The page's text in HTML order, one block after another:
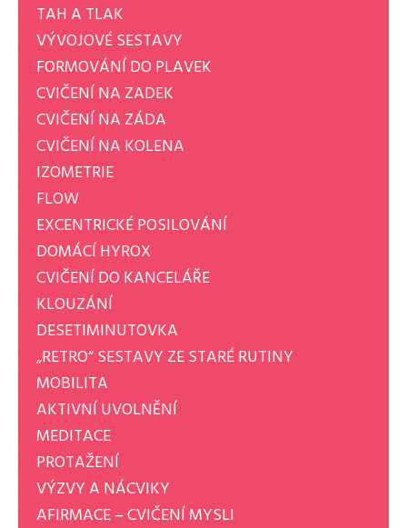
TAH A TLAK
VÝVOJOVÉ SESTAVY
FORMOVÁNÍ DO PLAVEK
CVIČENÍ NA ZADEK
CVIČENÍ NA ZÁDA
CVIČENÍ NA KOLENA
IZOMETRIE
FLOW
EXCENTRICKÉ POSILOVÁNÍ
DOMÁCÍ HYROX
CVIČENÍ DO KANCELÁŘE
KLOUZÁNÍ
DESETIMINUTOVKA
„RETRO“ SESTAVY ZE STARÉ RUTINY
MOBILITA
AKTIVNÍ UVOLNĚNÍ
MEDITACE
PROTAŽENÍ
VÝZVY A NÁCVIKY
AFIRMACE – CVIČENÍ MYSLI